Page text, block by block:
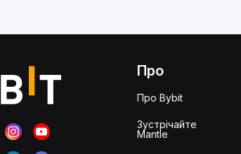
Про
Про Bybit
Зустрічайте
Mantle